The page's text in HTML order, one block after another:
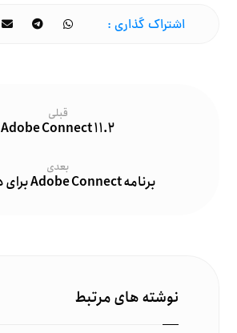
قبلی
Adobe Connect ۱۱.۲
بعدی
برنامه Adobe Connect برای دسکتاپ
نوشته های مرتبط